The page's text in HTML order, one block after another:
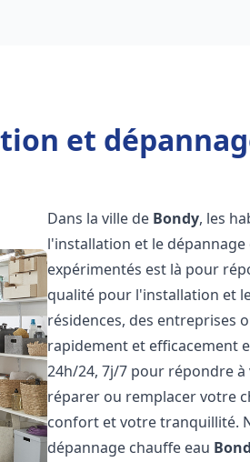
et
Dans la ville de Bondy, les
l'installation et le
expérimentés est là pour
qualité pour l'installation et
résidences, des entreprises
rapidement et efficacement
24h/24, 7j/7 pour répondre
réparer ou remplacer votre
confort et votre tranquillité.
dépannage chauffe eau